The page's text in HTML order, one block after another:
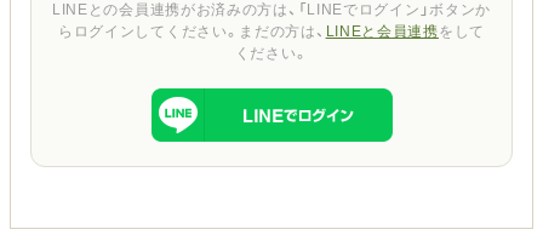
LINEとの会員連携がお済みの方は、「LINEでログイン」ボタンか
らログインしてください。まだの方は、 LINEと会員連携をして
ください。